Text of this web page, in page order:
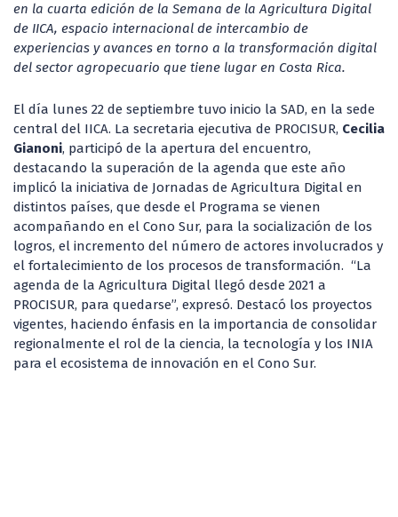
en la cuarta edición de la Semana de la Agricultura Digital
de IICA, espacio internacional de intercambio de
experiencias y avances en torno a la transformación digital
del sector agropecuario que tiene lugar en Costa Rica.
El día lunes 22 de septiembre tuvo inicio la SAD, en la sede
central del IICA. La secretaria ejecutiva de PROCISUR, Cecilia
Gianoni, participó de la apertura del encuentro,
destacando la superación de la agenda que este año
implicó la iniciativa de Jornadas de Agricultura Digital en
distintos países, que desde el Programa se vienen
acompañando en el Cono Sur, para la socialización de los
logros, el incremento del número de actores involucrados y
el fortalecimiento de los procesos de transformación. “La
agenda de la Agricultura Digital llegó desde 2021 a
PROCISUR, para quedarse”, expresó. Destacó los proyectos
vigentes, haciendo énfasis en la importancia de consolidar
regionalmente el rol de la ciencia, la tecnología y los INIA
para el ecosistema de innovación en el Cono Sur.